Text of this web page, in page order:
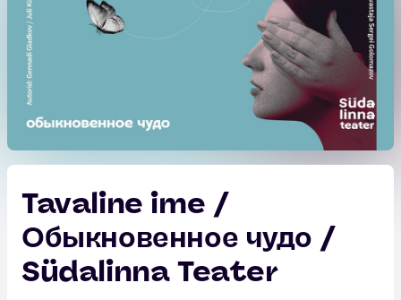
Tavaline ime /
Обыкновенное чудо /
Südalinna Teater